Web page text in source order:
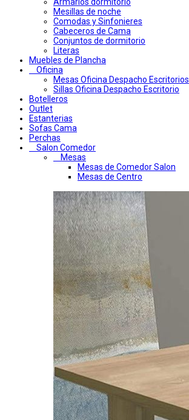
Armarios dormitorio
Mesillas de noche
Comodas y Sinfonieres
Cabeceros de Cama
Conjuntos de dormitorio
Literas
Muebles de Plancha
Oficina
Mesas Oficina Despacho Escritorios
Sillas Oficina Despacho Escritorio
Botelleros
Outlet
Estanterias
Sofas Cama
Perchas
Salon Comedor
Mesas
Mesas de Comedor Salon
Mesas de Centro